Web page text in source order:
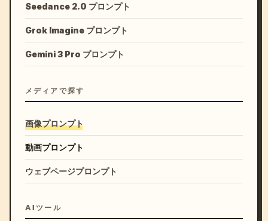
Seedance 2.0 プロンプト
Grok Imagine プロンプト
Gemini 3 Pro プロンプト
メディアで探す
画像プロンプト
動画プロンプト
ウェブページプロンプト
AIツール